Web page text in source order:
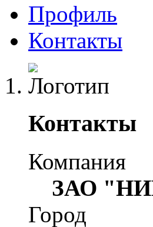
Профиль
Контакты
Контакты
Компания
ЗАО
Город